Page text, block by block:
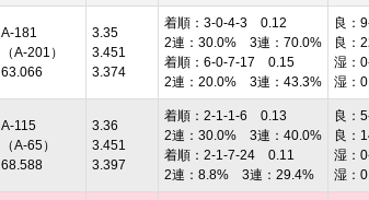
A-181
（A-201）
63.066
3.35
3.451
3.374
着順：3-0-4-3 0.12
2連：30.0% 3連：70.0%
着順：6-0-7-17 0.15
2連：20.0% 3連：43.3%
良：
良：
湿：
湿：
A-115
（A-65）
68.588
3.36
3.451
3.397
着順：2-1-1-6 0.13
2連：30.0% 3連：40.0%
着順：2-1-7-24 0.11
2連：8.8% 3連：29.4%
良：
良：
湿：
湿：